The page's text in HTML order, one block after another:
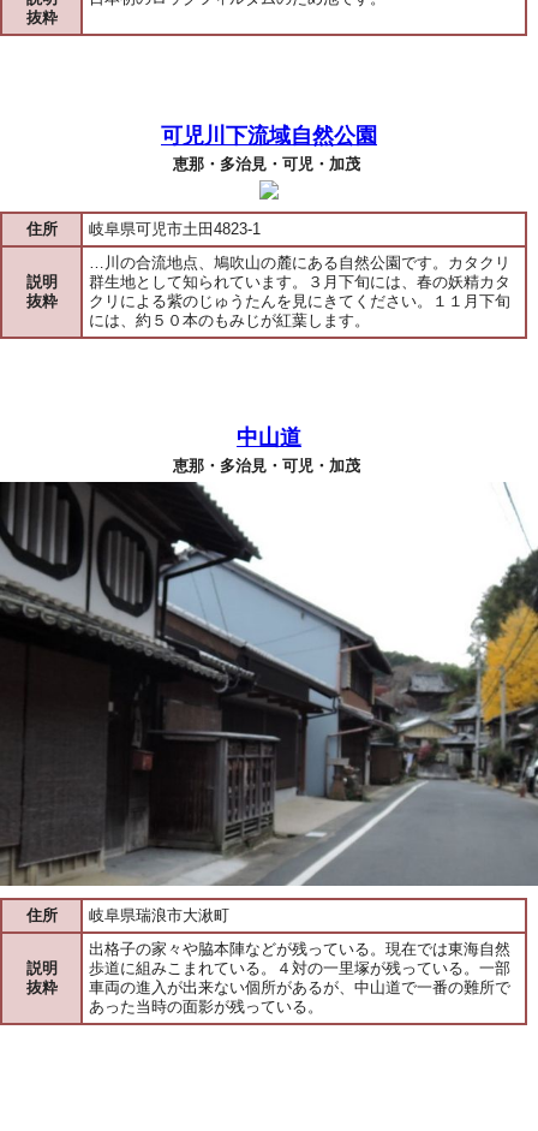
抜粋
可児川下流域自然公園
恵那・多治見・可児・加茂
住所 岐阜県可児市土田4823-1
説明
抜粋
…川の合流地点、鳩吹山の麓にある自然公園です。カタクリ
群生地として知られています。３月下旬には、春の妖精カタ
クリによる紫のじゅうたんを見にきてください。１１月下旬
には、約５０本のもみじが紅葉します。
中山道
恵那・多治見・可児・加茂
住所 岐阜県瑞浪市大湫町
説明
抜粋
出格子の家々や脇本陣などが残っている。現在では東海自然
歩道に組みこまれている。４対の一里塚が残っている。一部
車両の進入が出来ない個所があるが、中山道で一番の難所で
あった当時の面影が残っている。